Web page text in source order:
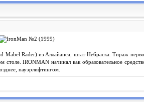
Rader) из Аллайанса, штат Небраска. Тираж
IRONMAN начинал как образовательное
пауэрлифтингом.